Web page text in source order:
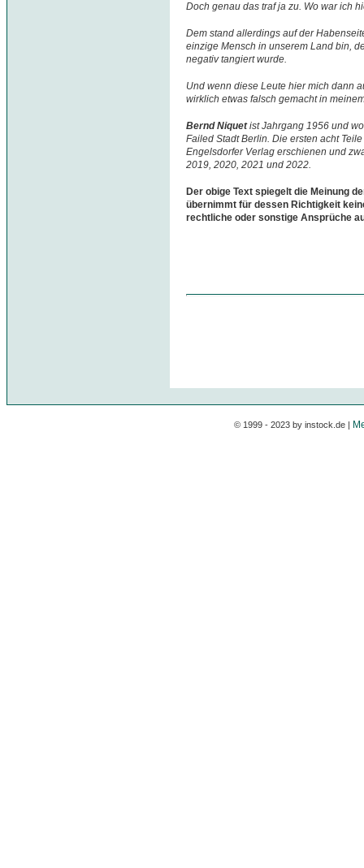
Doch genau das traf ja zu. Wo war ich
Dem stand allerdings auf der
einzige Mensch in unserem Land bin,
negativ tangiert wurde.
Und wenn diese Leute hier mich dann
wirklich etwas falsch gemacht in
Bernd Niquetist Jahrgang 1956 und
Failed Stadt Berlin. Die ersten acht
Engelsdorfer Verlag erschienen und
2019, 2020, 2021 und 2022.
Der obige Text spiegelt die Meinung
übernimmt für dessen Richtigkeit
rechtliche oder sonstige Ansprüche
© 1999 - 2023 by instock.de |